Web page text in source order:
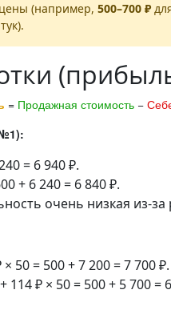
(например, 500–700 ₽
= Продажная стоимость −
= 6 940 ₽.
+ 6 240 = 6 840 ₽.
очень низкая из-за
50 = 500 + 7 200 = 7 700 ₽.
114 ₽ × 50 = 500 + 5 700 =